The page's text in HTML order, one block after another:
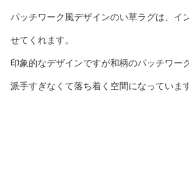
パッチワーク風デザインのい草ラグは、イ
せてくれます。
印象的なデザインですが和柄のパッチワー
派手すぎなくて落ち着く空間になっています